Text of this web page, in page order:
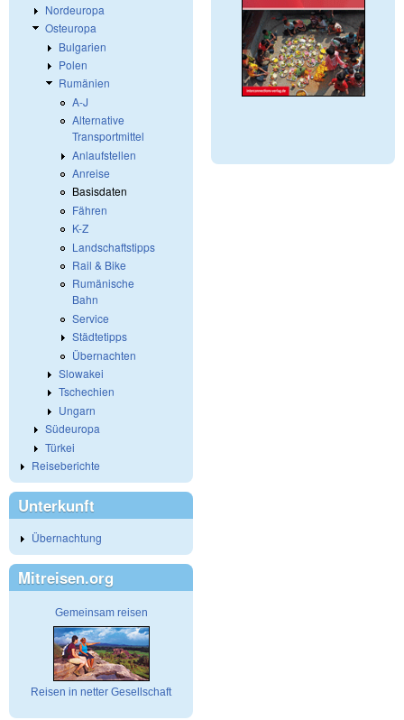
Nordeuropa
Osteuropa
Bulgarien
Polen
Rumänien
A-J
Alternative
Transportmittel
Anlaufstellen
Anreise
Basisdaten
Fähren
K-Z
Landschaftstipps
Rail & Bike
Rumänische
Bahn
Service
Städtetipps
Übernachten
Slowakei
Tschechien
Ungarn
Südeuropa
Türkei
Reiseberichte
Unterkunft
Übernachtung
Mitreisen.org
Gemeinsam reisen
Reisen in netter Gesellschaft